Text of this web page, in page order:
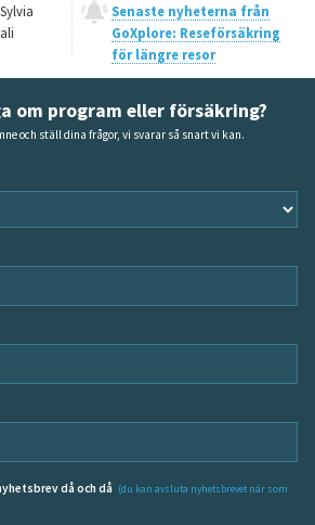
Senaste nyheterna från
GoXplore: Reseförsäkring
för längre resor
om program eller försäkring?
och ställ dina frågor, vi svarar så snart vi kan.
då och då (du kan avsluta nyhetsbrevet när som